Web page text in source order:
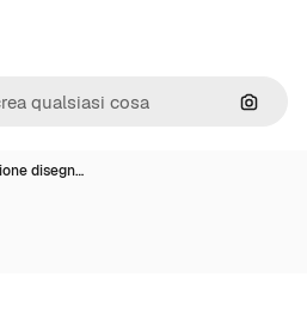
Cerca
disegn…